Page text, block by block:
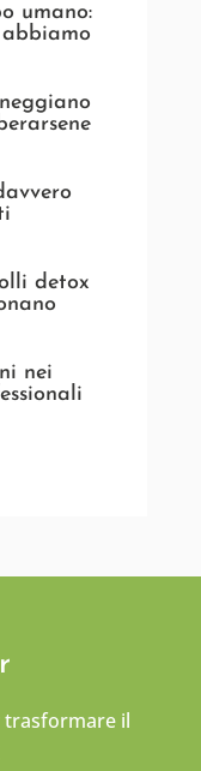
umano:
detox
nei
trasformare il